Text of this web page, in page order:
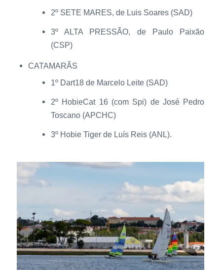
2º SETE MARES, de Luis Soares (SAD)
3º ALTA PRESSÃO, de Paulo Paixão
(CSP)
CATAMARÃS
1º Dart18 de Marcelo Leite (SAD)
2º HobieCat 16 (com Spi) de José Pedro
Toscano (APCHC)
3º Hobie Tiger de Luís Reis (ANL).